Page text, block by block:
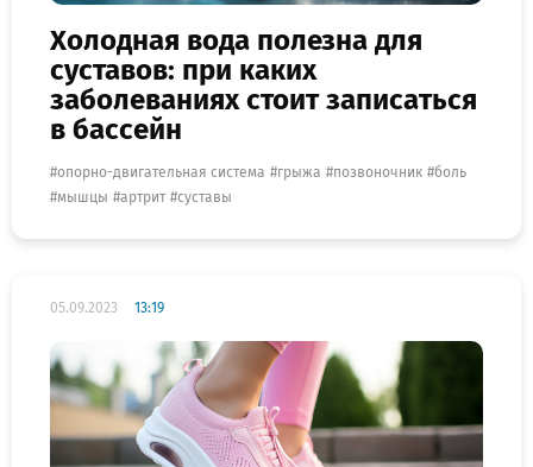
Холодная вода полезна для
суставов: при каких
заболеваниях стоит записаться
в бассейн
опорно-двигательная система грыжа позвоночник
боль
мышцы
артрит суставы
05.09.2023 13:19